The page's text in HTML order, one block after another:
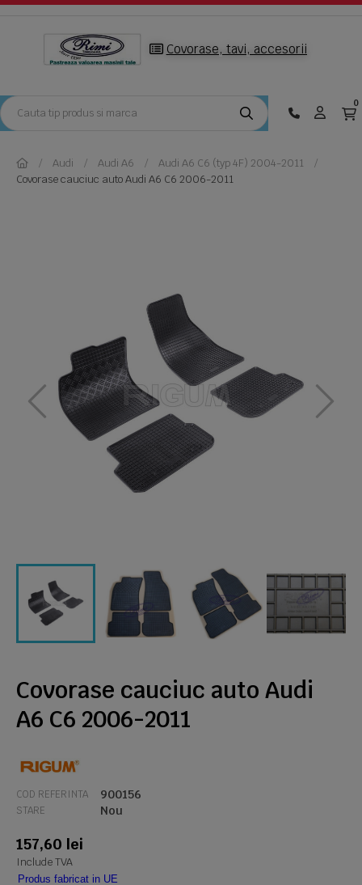
Covorase, tavi, accesorii
0
Audi Audi A6
Audi A6 C6 (typ 4F) 2004-2011
Covorase cauciuc auto Audi A6 C6 2006-2011
Covorase cauciuc auto Audi
A6 C6 2006-2011
COD REFERINTA 900156
STARE Nou
157,60 lei
Include TVA
Produs fabricat in UE